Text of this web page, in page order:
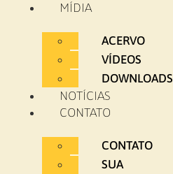
MÍDIA
ACERVO
VÍDEOS
DOWNLOADS
NOTÍCIAS
CONTATO
CONTATO
SUA